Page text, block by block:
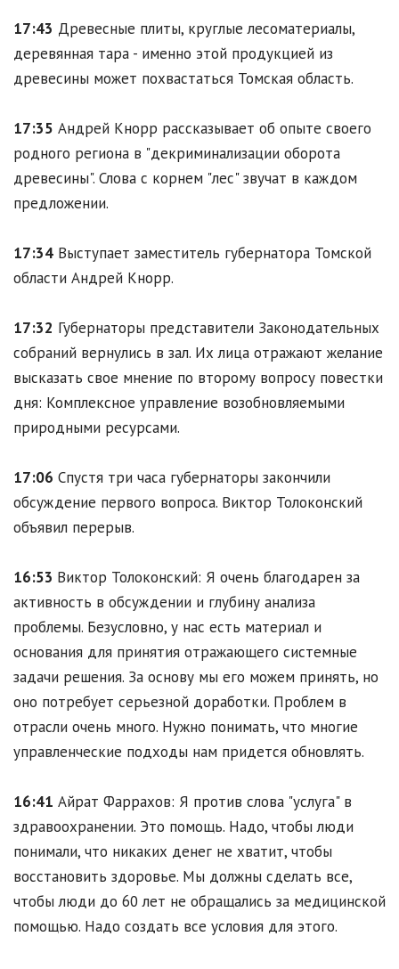
17:43 Древесные плиты, круглые лесоматериалы,
деревянная тара - именно этой продукцией из
древесины может похвастаться Томская область.
17:35 Андрей Кнорр рассказывает об опыте своего
родного региона в "декриминализации оборота
древесины". Слова с корнем "лес" звучат в каждом
предложении.
17:34 Выступает заместитель губернатора Томской
области Андрей Кнорр.
17:32 Губернаторы представители Законодательных
собраний вернулись в зал. Их лица отражают желание
высказать свое мнение по второму вопросу повестки
дня: Комплексное управление возобновляемыми
природными ресурсами.
17:06 Спустя три часа губернаторы закончили
обсуждение первого вопроса. Виктор Толоконский
объявил перерыв.
16:53 Виктор Толоконский: Я очень благодарен за
активность в обсуждении и глубину анализа
проблемы. Безусловно, у нас есть материал и
основания для принятия отражающего системные
задачи решения. За основу мы его можем принять, но
оно потребует серьезной доработки. Проблем в
отрасли очень много. Нужно понимать, что многие
управленческие подходы нам придется обновлять.
16:41 Айрат Фаррахов: Я против слова "услуга" в
здравоохранении. Это помощь. Надо, чтобы люди
понимали, что никаких денег не хватит, чтобы
восстановить здоровье. Мы должны сделать все,
чтобы люди до 60 лет не обращались за медицинской
помощью. Надо создать все условия для этого.